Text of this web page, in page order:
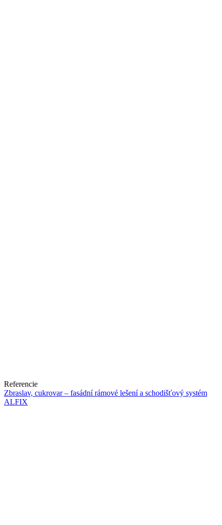
Referencie
Zbraslav, cukrovar – fasádní rámové lešení a schodišťový systém
ALFIX